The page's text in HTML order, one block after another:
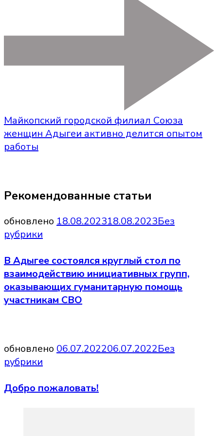
Майкопский городской филиал Союза
женщин Адыгеи активно делится опытом
работы
Рекомендованные статьи
обновлено 18.08.202318.08.2023Без
рубрики
В Адыгее состоялся круглый стол по
взаимодействию инициативных групп,
оказывающих гуманитарную помощь
участникам СВО
обновлено 06.07.202206.07.2022Без
рубрики
Добро пожаловать!